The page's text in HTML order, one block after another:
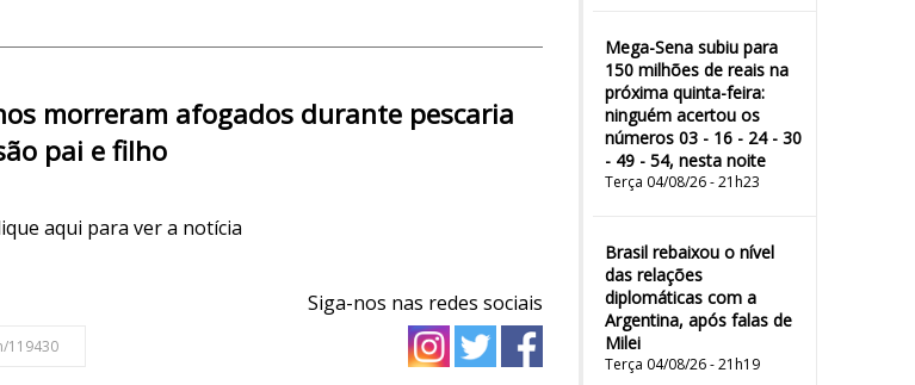
Mega-Sena subiu para
150 milhões de reais na
próxima quinta-feira:
ninguém acertou os
números 03 - 16 - 24 - 30
- 49 - 54, nesta noite
Terça 04/08/26 - 21h23
Brasil rebaixou o nível
das relações
diplomáticas com a
Argentina, após falas de
Milei
Terça 04/08/26 - 21h19
morreram afogados durante pescaria
pai e filho
aqui para ver a notícia
Siga-nos nas redes sociais